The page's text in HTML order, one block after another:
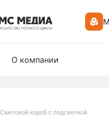
О компании
Световой короб с подсветкой